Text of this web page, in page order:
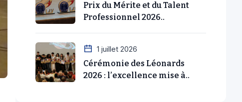
Prix du Mérite et du Talent
Professionnel 2026..
1 juillet 2026
Cérémonie des Léonards
2026 : l’excellence mise à..